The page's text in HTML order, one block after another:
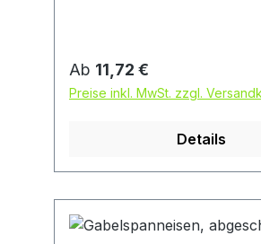
Regulärer Preis:
Ab 11,72 €
Preise inkl. MwSt. zzgl.
Details